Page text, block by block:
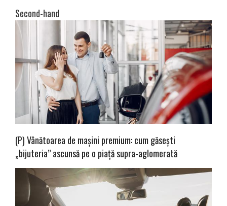
Second-hand
(P) Vânătoarea de mașini premium: cum găsești
„bijuteria” ascunsă pe o piață supra-aglomerată